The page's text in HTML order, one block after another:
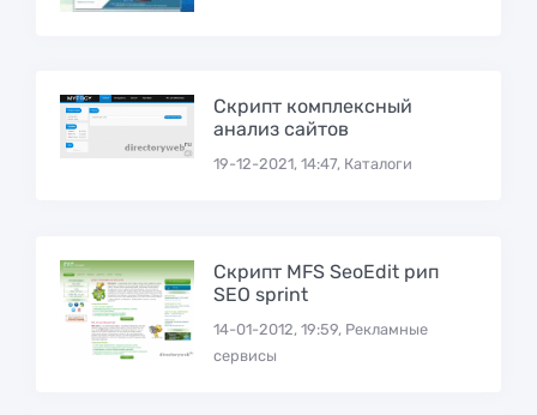
Скрипт комплексный
анализ сайтов
19-12-2021, 14:47, Каталоги
Скрипт MFS SeoEdit рип
SEO sprint
14-01-2012, 19:59, Рекламные
сервисы